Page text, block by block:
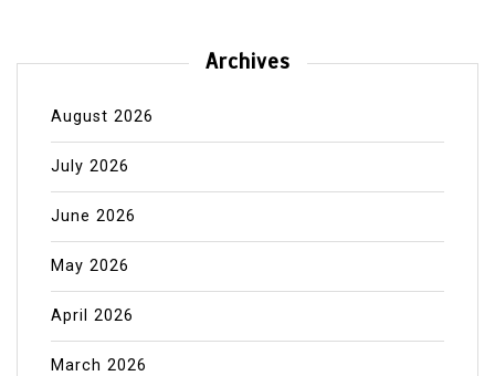
Archives
August 2026
July 2026
June 2026
May 2026
April 2026
March 2026